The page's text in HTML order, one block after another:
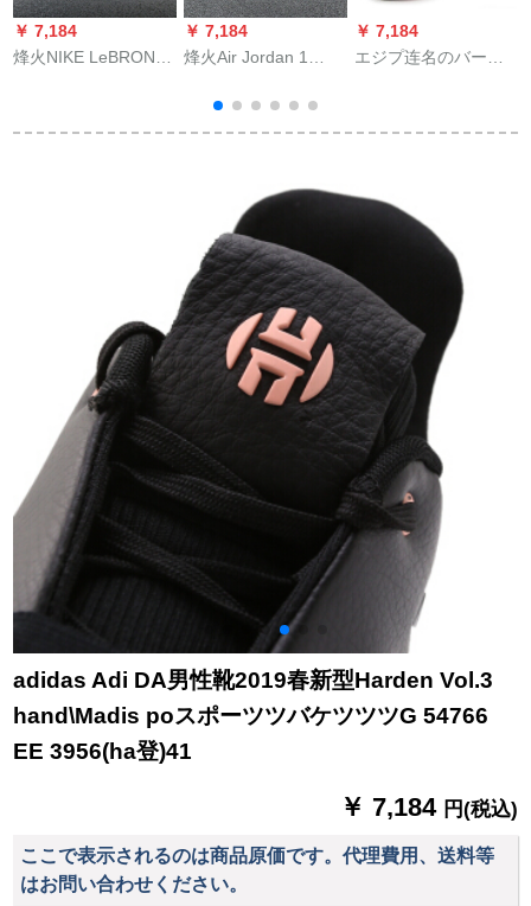
￥ 7,184
烽火NIKE LeBRON
CD 2451 CD 2451-煙
￥ 7,184
烽火Air Jordan 1
ール575441 555088
013 555088-0113煙
￥ 7,184
エジプ连名のバーボ
ーカの黒赤の42
adidas Adi DA男性靴2019春新型Harden Vol.3
hand\Madis poスポーツツバケツツツG 54766
EE 3956(ha登)41
￥ 7,184 円(税込)
ここで表示されるのは商品原価です。代理費用、送料等
はお問い合わせください。